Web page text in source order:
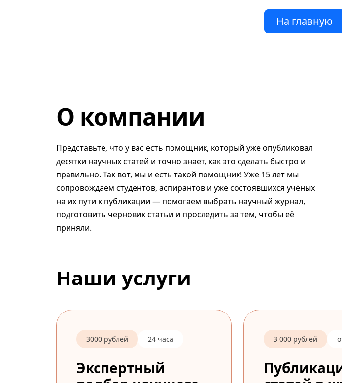
На главную
О компании
Представьте, что у вас есть помощник, который уже опубликовал
десятки научных статей и точно знает, как это сделать быстро и
правильно. Так вот, мы и есть такой помощник! Уже 15 лет мы
сопровождаем студентов, аспирантов и уже состоявшихся учёных
на их пути к публикации — помогаем выбрать научный журнал,
подготовить черновик статьи и проследить за тем, чтобы её
приняли.
Наши услуги
3000 рублей 24 часа
Экспертный
3 000 рублей